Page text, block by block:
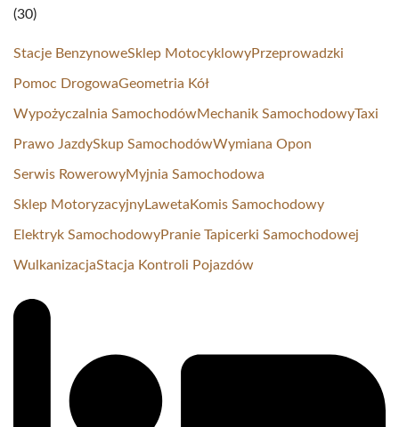
(30)
Stacje BenzynoweSklep MotocyklowyPrzeprowadzki
Pomoc DrogowaGeometria Kół
Wypożyczalnia SamochodówMechanik SamochodowyTaxi
Prawo JazdySkup SamochodówWymiana Opon
Serwis RowerowyMyjnia Samochodowa
Sklep MotoryzacyjnyLaweta Komis Samochodowy
Elektryk SamochodowyPranie Tapicerki Samochodowej
WulkanizacjaStacja Kontroli Pojazdów